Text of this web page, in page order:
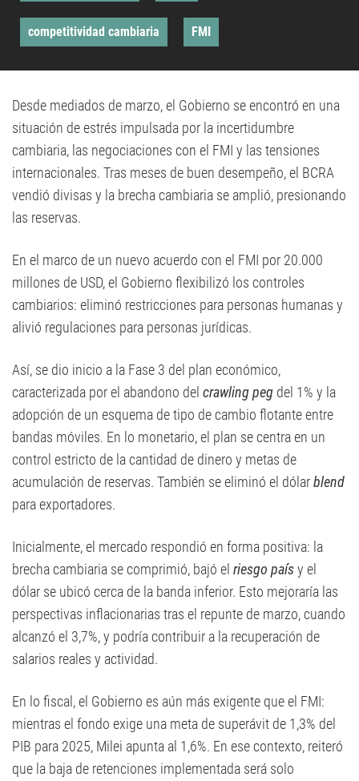
competitividad cambiaria FMI
Desde mediados de marzo, el Gobierno se encontró en una
situación de estrés impulsada por la incertidumbre
cambiaria, las negociaciones con el FMI y las tensiones
internacionales. Tras meses de buen desempeño, el BCRA
vendió divisas y la brecha cambiaria se amplió, presionando
las reservas.
En el marco de un nuevo acuerdo con el FMI por 20.000
millones de USD, el Gobierno flexibilizó los controles
cambiarios: eliminó restricciones para personas humanas y
alivió regulaciones para personas jurídicas.
Así, se dio inicio a la Fase 3 del plan económico,
caracterizada por el abandono del crawling peg del 1% y la
adopción de un esquema de tipo de cambio flotante entre
bandas móviles. En lo monetario, el plan se centra en un
control estricto de la cantidad de dinero y metas de
acumulación de reservas. También se eliminó el dólarblend
para exportadores.
Inicialmente, el mercado respondió en forma positiva: la
brecha cambiaria se comprimió, bajó el riesgo paísy el
dólar se ubicó cerca de la banda inferior. Esto mejoraría las
perspectivas inflacionarias tras el repunte de marzo, cuando
alcanzó el 3,7%, y podría contribuir a la recuperación de
salarios reales y actividad.
En lo fiscal, el Gobierno es aún más exigente que el FMI:
mientras el fondo exige una meta de superávit de 1,3% del
PIB para 2025, Milei apunta al 1,6%. En ese contexto, reiteró
que la baja de retenciones implementada será solo